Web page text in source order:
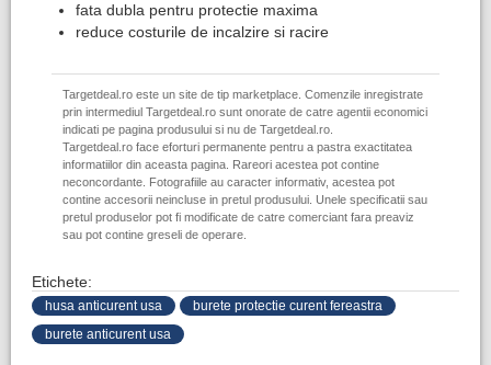
fata dubla pentru protectie maxima
reduce costurile de incalzire si racire
Targetdeal.ro este un site de tip marketplace. Comenzile inregistrate
prin intermediul Targetdeal.ro sunt onorate de catre agentii economici
indicati pe pagina produsului si nu de Targetdeal.ro.
Targetdeal.ro face eforturi permanente pentru a pastra exactitatea
informatiilor din aceasta pagina. Rareori acestea pot contine
neconcordante. Fotografiile au caracter informativ, acestea pot
contine accesorii neincluse in pretul produsului. Unele specificatii sau
pretul produselor pot fi modificate de catre comerciant fara preaviz
sau pot contine greseli de operare.
Etichete:
husa anticurent usa
burete protectie curent fereastra
burete anticurent usa